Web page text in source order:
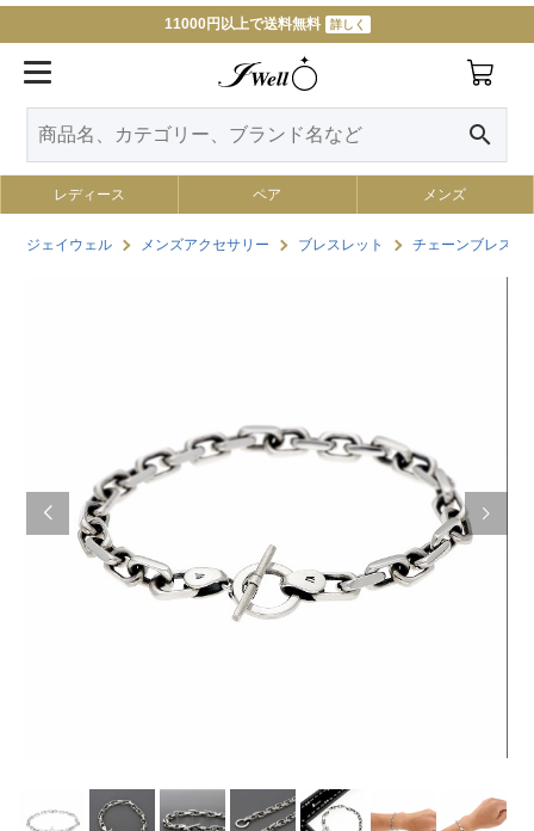
11000円以上で送料無料 詳しく
search
レディース ペア メンズ
ジェイウェル メンズアクセサリー ブレスレット チェーンブレスレ